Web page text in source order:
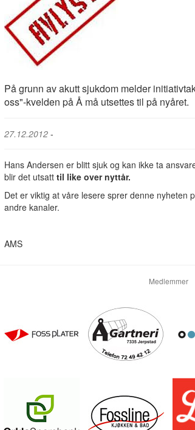
På grunn av akutt sjukdom melder
oss"-kvelden på Å må utsettes til på nyåret.
27.12.2012 -
Hans Andersen er blitt sjuk og kan ikke ta
blir det utsatt til like over nyttår.
Det er viktig at våre lesere sprer denne nyheten
andre kanaler.
AMS
Medlemmer